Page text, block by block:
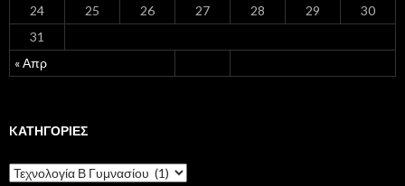
« Απρ
24
25 26 27 28 29
30
31
KΑΤΗΓΟΡΊΕΣ
Kατηγορίες